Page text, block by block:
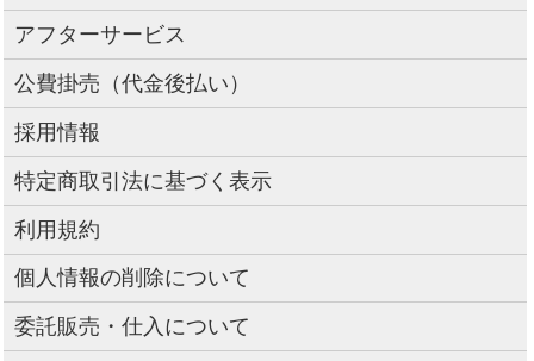
アフターサービス
公費掛売（代金後払い）
採用情報
特定商取引法に基づく表示
利用規約
個人情報の削除について
委託販売・仕入について